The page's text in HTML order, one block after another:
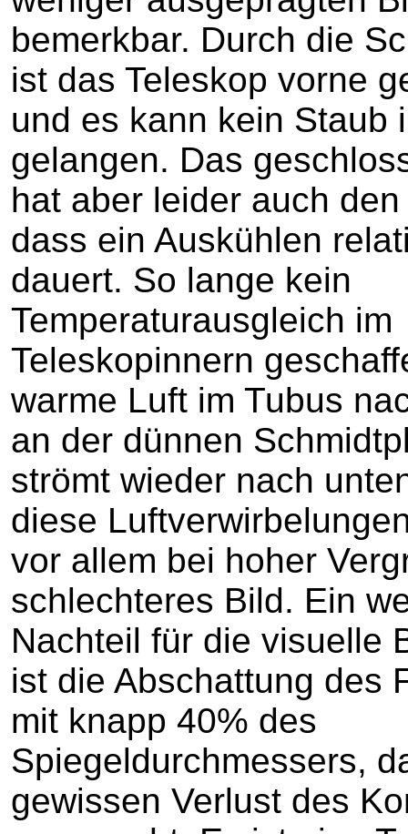
bemerkbar. Durch die
ist das Teleskop vorne
und es kann kein Staub
gelangen. Das
hat aber leider auch
dass ein Auskühlen
dauert. So lange kein
Temperaturausgleich im
Teleskopinnern
warme Luft im Tubus
an der dünnen
strömt wieder nach
diese
vor allem bei hoher
schlechteres Bild. Ein
Nachteil für die visuelle
ist die Abschattung des
mit knapp 40% des
Spiegeldurchmessers,
gewissen Verlust des